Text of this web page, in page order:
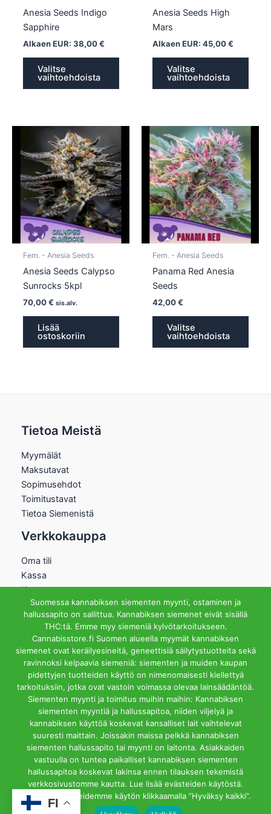
Anesia Seeds Indigo
Sapphire
Alkaen EUR: 38,00€
Valitse
vaihtoehdoista
Anesia Seeds High
Mars
Alkaen EUR: 45,00€
Valitse
vaihtoehdoista
Fem. - Anesia Seeds
Anesia Seeds Calypso
Sunrocks 5kpl
70,00€ sis.alv.
Lisää
ostoskoriin
Fem. - Anesia Seeds
Panama Red Anesia
Seeds
42,00€
Valitse
vaihtoehdoista
on
Voit
tehdä
Tietoa Meistä
Myymälät
Maksutavat
Sopimusehdot
Toimitustavat
Tietoa Siemenistä
Verkkokauppa
Oma tili
Kassa
Kauppa
Ostoskori
Helsingin Myymälä
Aukioloajat
Ma-Pe 12-18 La 12-15
Riihipellonkuja 3, 00390
Helsinki
info@cannabisstore.fi
Cannabisstore.fi | Kannabiksen Siemeniä Verkkokaupasta ja
Kivijalkamyymälästä. Helsinki
FI
Suomessa kannabiksen siementen myynti, ostaminen ja
hallussapito on sallittua. Kannabiksen siemenet eivät sisällä
THC:tä. Emme myy siemeniä kylvötarkoitukseen.
Cannabisstore.fi Suomen alueella myymät kannabiksen
siemenet ovat keräilyesineitä, geneettisiä säilytystuotteita sekä
ravinnoksi kelpaavia siemeniä: siementen ja muiden kaupan
pidettyjen tuotteiden käyttö on nimenomaisesti kiellettyä
tarkoituksiin, jotka ovat vastoin voimassa olevaa lainsäädäntöä.
Siementen myynti ja toimitus muihin maihin: Kannabiksen
siementen myyntiä ja hallussapitoa, niiden viljelyä ja
kannabiksen käyttöä koskevat kansalliset lait vaihtelevat
suuresti maittain. Joissakin maissa pelkkä kannabiksen
siementen hallussapito tai myynti on laitonta. Asiakkaiden
vastuulla on tuntea paikalliset kannabiksen siementen
hallussapitoa koskevat lakinsa ennen tilauksen tekemistä
verkkosivustomme kautta. Lue lisää evästeiden käytöstä.
Hyväksyt evästeidemme käytön klikkaamalla ”Hyväksy kaikki”.